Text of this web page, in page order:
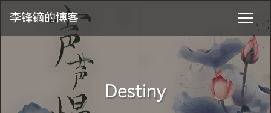
李锋镝的博客
Destiny